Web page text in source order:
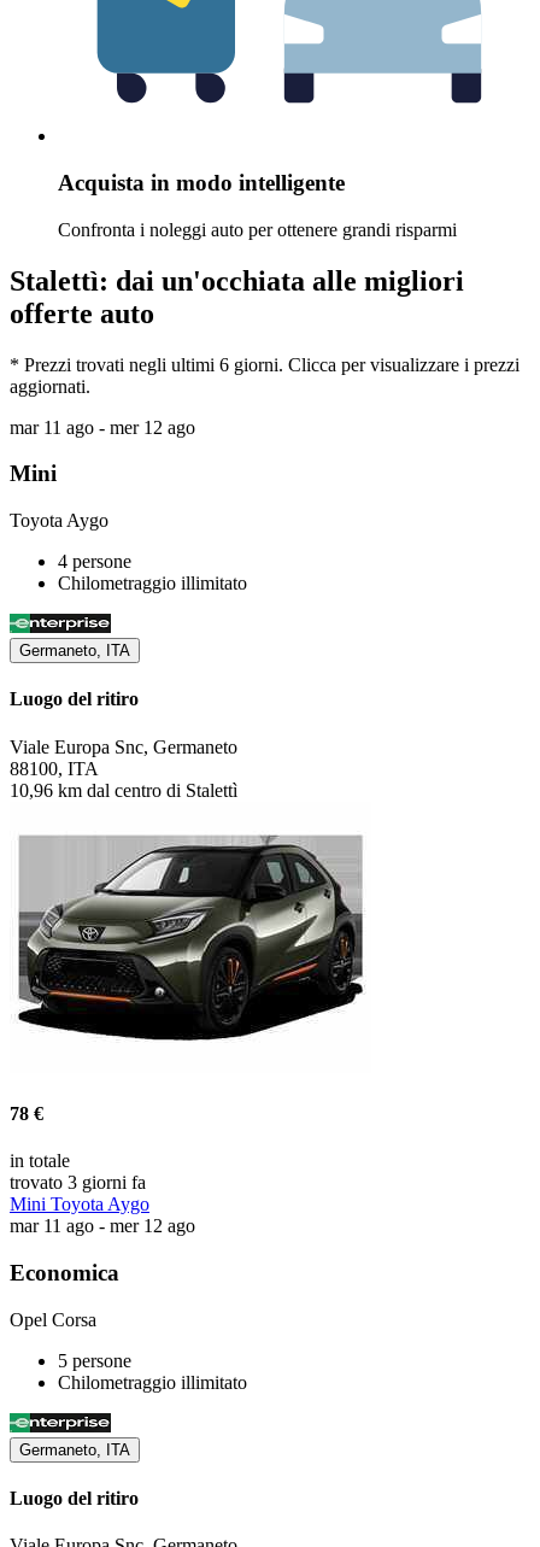
Acquista in modo intelligente
Confronta i noleggi auto per ottenere grandi risparmi
Stalettì: dai un'occhiata alle migliori
offerte auto
* Prezzi trovati negli ultimi 6 giorni. Clicca per visualizzare i prezzi
aggiornati.
mar 11 ago - mer 12 ago
Mini
Toyota Aygo
4 persone
Chilometraggio illimitato
Germaneto, ITA
Luogo del ritiro
Viale Europa Snc, Germaneto
88100, ITA
10,96 km dal centro di Stalettì
78 €
in totale
trovato 3 giorni fa
Mini Toyota Aygo
mar 11 ago - mer 12 ago
Economica
Opel Corsa
5 persone
Chilometraggio illimitato
Germaneto, ITA
Luogo del ritiro